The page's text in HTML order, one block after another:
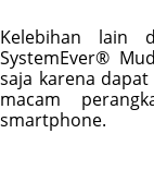
Kelebihan lain
SystemEver®
saja karena
macam
smartphone.